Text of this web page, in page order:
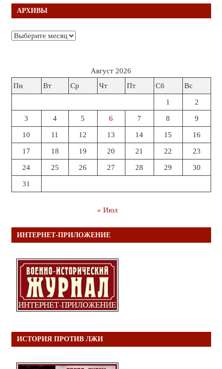
АРХИВЫ
Архивы
Август 2026
Пн
Вт Ср Чт Пт Сб Вс
1 2
3 4 5 6 7 8 9
10 11 12 13 14 15 16
17 18 19 20 21 22 23
24 25 26 27 28 29 30
31
« Июл
ИНТЕРНЕТ-ПРИЛОЖЕНИЕ
ИСТОРИЯ ПРОТИВ ЛЖИ